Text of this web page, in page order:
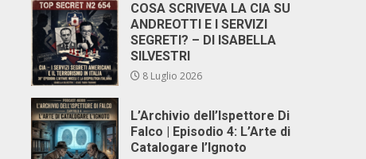
COSA SCRIVEVA LA CIA SU
ANDREOTTI E I SERVIZI
SEGRETI? – DI ISABELLA
SILVESTRI
8 Luglio 2026
L’Archivio dell’Ispettore Di
Falco | Episodio 4: L’Arte di
Catalogare l’Ignoto